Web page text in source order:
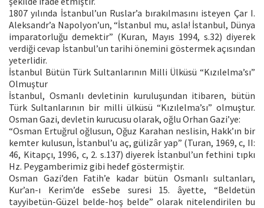
1807 yılında İstanbul’un Ruslar’a bırakılmasını isteyen Çar I.
Aleksandr’a Napolyon’un, “İstanbul mu, asla! İstanbul, Dünya
imparatorluğu demektir” (Kuran, Mayıs 1994, s.32) diyerek
verdiği cevap İstanbul’un tarihi önemini göstermek açısından
yeterlidir.
İstanbul Bütün Türk Sultanlarının Milli Ülküsü “Kızılelma’sı”
Olmuştur
İstanbul, Osmanlı devletinin kuruluşundan itibaren, bütün
Türk Sultanlarının bir milli ülküsü “Kızılelma’sı” olmuştur.
Osman Gazi, devletin kurucusu olarak, oğlu Orhan Gazi’ye:
“Osman Ertuğrul oğlusun, Oğuz Karahan neslisin, Hakk’ın bir
kemter kulusun, İstanbul’u aç, gülizâr yap” (Turan, 1969, c, II:
46, Kitapçı, 1996, c, 2. s.137) diyerek İstanbul’un fethini tıpkı
Hz. Peygamberimiz gibi hedef göstermiştir.
Osman Gazi’den Fatih’e kadar bütün Osmanlı sultanları,
Kur’an-ı Kerim’de esSebe suresi 15. âyette, “Beldetün
tayyibetün-Güzel belde-hoş belde” olarak nitelendirilen bu